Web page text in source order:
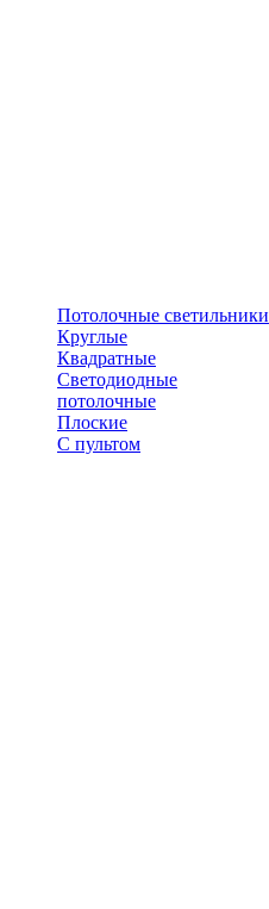
Потолочные светильники
Круглые
Квадратные
Светодиодные
потолочные
Плоские
С пультом